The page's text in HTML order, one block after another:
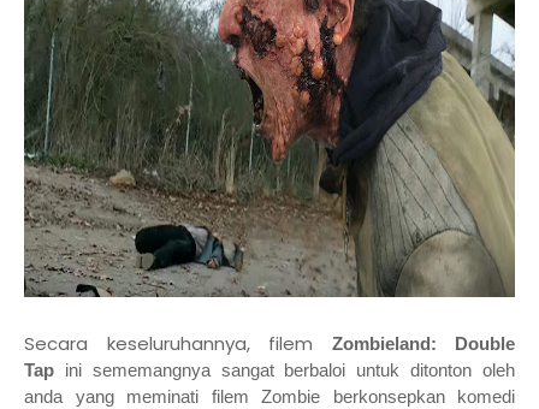
Secara keseluruhannya, filem
Zombieland: Double
Tap ini sememangnya sangat berbaloi untuk ditonton oleh
anda yang meminati filem Zombie berkonsepkan komedi